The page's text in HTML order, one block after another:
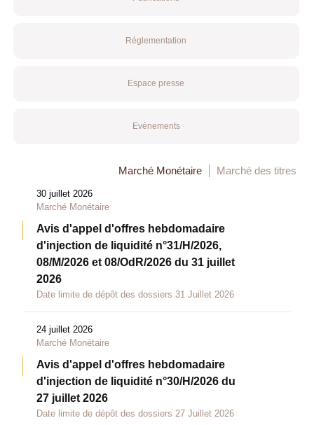
Réglementation
Espace presse
Evénements
Marché Monétaire Marché des titres
30 juillet 2026
Marché Monétaire
Avis d'appel d'offres hebdomadaire
d'injection de liquidité n°31/H/2026,
08/M/2026 et 08/OdR/2026 du 31 juillet
2026
Date limite de dépôt des dossiers 31 Juillet 2026
24 juillet 2026
Marché Monétaire
Avis d'appel d'offres hebdomadaire
d'injection de liquidité n°30/H/2026 du
27 juillet 2026
Date limite de dépôt des dossiers 27 Juillet 2026